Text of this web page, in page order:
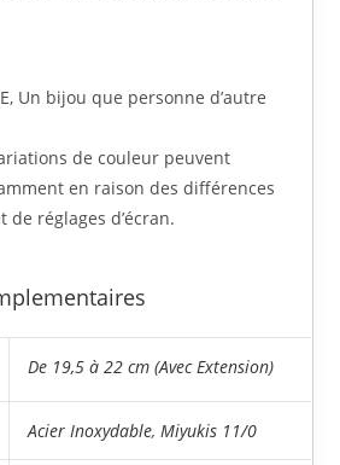
Un bijou que personne d’autre
de couleur peuvent
en raison des différences
réglages d’écran.
De 19,5 à 22 cm (Avec Extension)
Acier Inoxydable, Miyukis 11/0